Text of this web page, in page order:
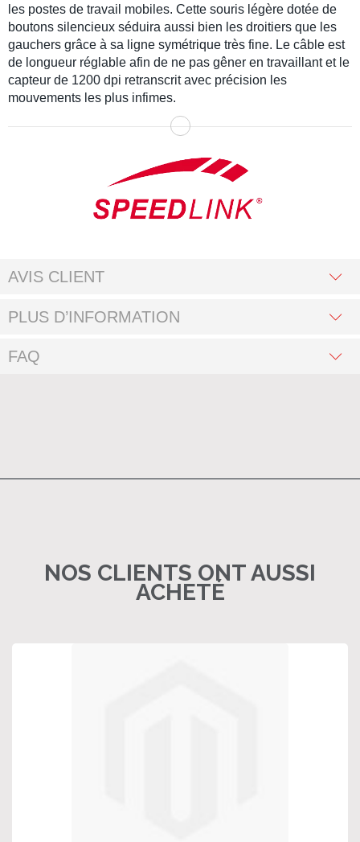
les postes de travail mobiles. Cette souris légère dotée de
boutons silencieux séduira aussi bien les droitiers que les
gauchers grâce à sa ligne symétrique très fine. Le câble est
de longueur réglable afin de ne pas gêner en travaillant et le
capteur de 1200 dpi retranscrit avec précision les
mouvements les plus infimes.
AVIS CLIENT
PLUS D’INFORMATION
FAQ
NOS CLIENTS ONT AUSSI
ACHETÉ